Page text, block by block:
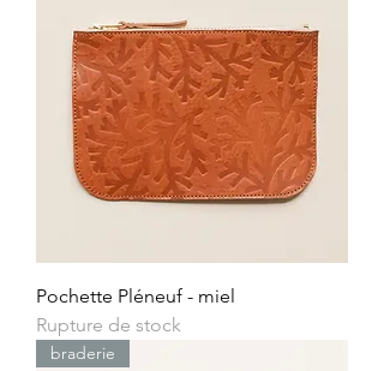
Pochette Pléneuf - miel
Rupture de stock
braderie